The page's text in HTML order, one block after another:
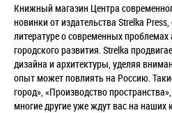
Книжный магазин Центра
новинки от издательства Strelka
литературе о современных
городского развития. Strelka
дизайна и архитектуры, уделяя
опыт может повлиять на Россию.
город», «Производство
многие другие уже ждут вас на